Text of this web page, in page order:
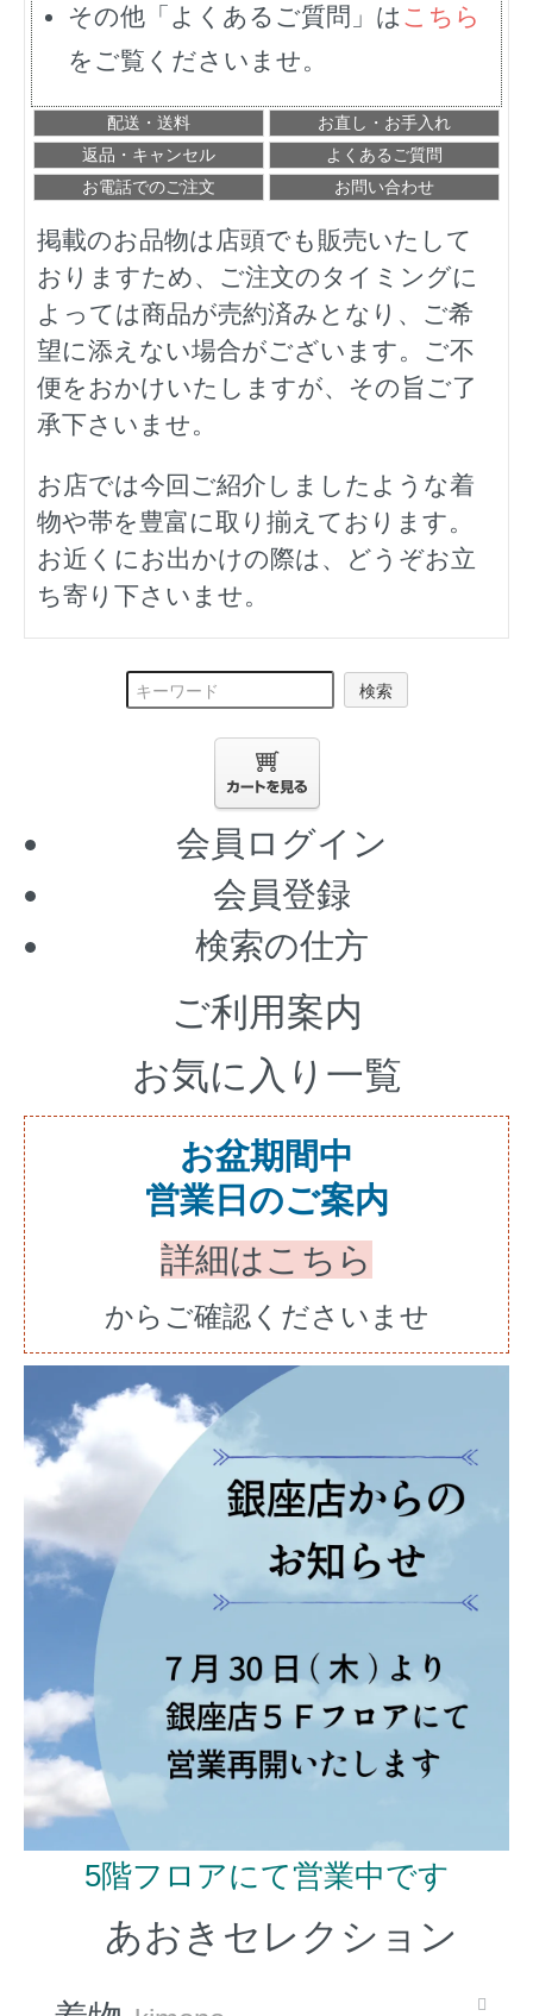
その他「よくあるご質問」は こちら
をご覧くださいませ。
配送・送料
お直し・お手入れ
返品・キャンセル
よくあるご質問
お電話でのご注文
お問い合わせ
掲載のお品物は店頭でも販売いたして
おりますため、ご注文のタイミングに
よっては商品が売約済みとなり、ご希
望に添えない場合がございます。ご不
便をおかけいたしますが、その旨ご了
承下さいませ。
お店では今回ご紹介しましたような着
物や帯を豊富に取り揃えております。
お近くにお出かけの際は、どうぞお立
ち寄り下さいませ。
検索
会員ログイン
会員登録
検索の仕方
ご利用案内
お気に入り一覧
お盆期間中
営業日のご案内
詳細はこちら
からご確認くださいませ
5階フロアにて営業中です
あおきセレクション